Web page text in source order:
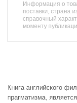
Информация о
поставки, страна
справочный
моменту
Книга английского
прагматизма,